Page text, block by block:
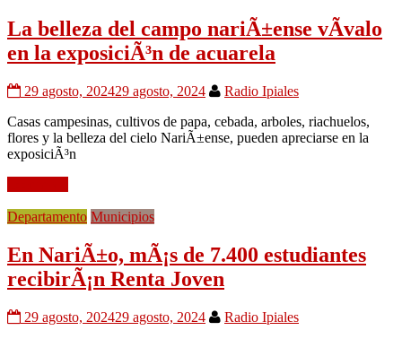
La belleza del campo nariÃ±ense vÃ­valo
en la exposiciÃ³n de acuarela
29 agosto, 202429 agosto, 2024
Radio Ipiales
Casas campesinas, cultivos de papa, cebada, arboles, riachuelos,
flores y la belleza del cielo NariÃ±ense, pueden apreciarse en la
exposiciÃ³n
Departamento Municipios
En NariÃ±o, mÃ¡s de 7.400 estudiantes
recibirÃ¡n Renta Joven
29 agosto, 202429 agosto, 2024
Radio Ipiales